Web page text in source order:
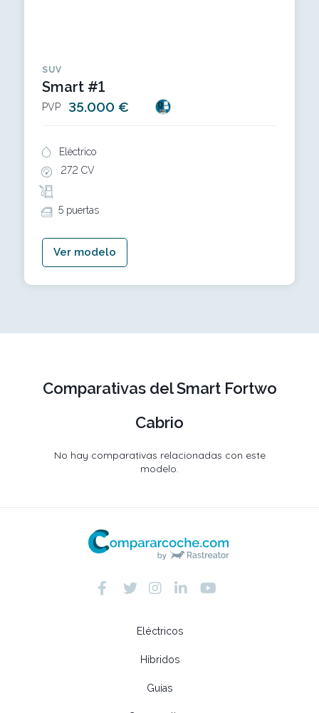
SUV
Smart #1
PVP 35.000 €
Eléctrico
272 CV
5 puertas
Ver modelo
Comparativas del Smart Fortwo
Cabrio
No hay comparativas relacionadas con este
modelo.
Eléctricos
Híbridos
Guías